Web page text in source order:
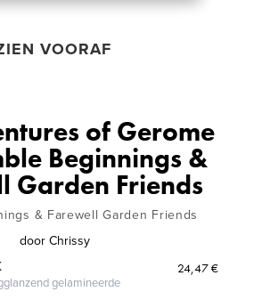
VOORAF
of Gerome
Beginnings &
Garden Friends
& Farewell Garden Friends
door Chrissy
gelamineerde
24,47 €